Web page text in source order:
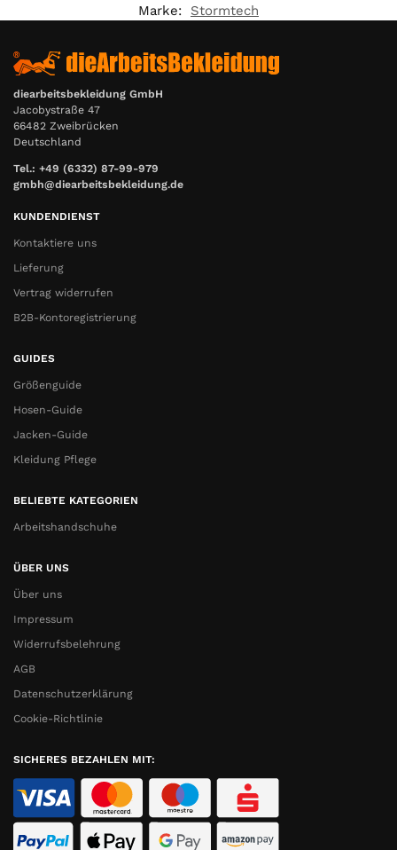
Marke:
Stormtech
diearbeitsbekleidung GmbH
Jacobystraße 47
66482 Zweibrücken
Deutschland
Tel.: +49 (6332) 87-99-979
gmbh@diearbeitsbekleidung.de
KUNDENDIENST
Kontaktiere uns
Lieferung
Vertrag widerrufen
B2B-Kontoregistrierung
GUIDES
Größenguide
Hosen-Guide
Jacken-Guide
Kleidung Pflege
BELIEBTE KATEGORIEN
Arbeitshandschuhe
ÜBER UNS
Über uns
Impressum
Widerrufsbelehrung
AGB
Datenschutzerklärung
Cookie-Richtlinie
SICHERES BEZAHLEN MIT: